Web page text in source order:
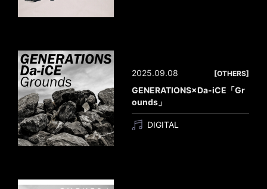
2025.09.08 [OTHERS]
GENERATIONS×Da-iCE「Gr
ounds」
DIGITAL